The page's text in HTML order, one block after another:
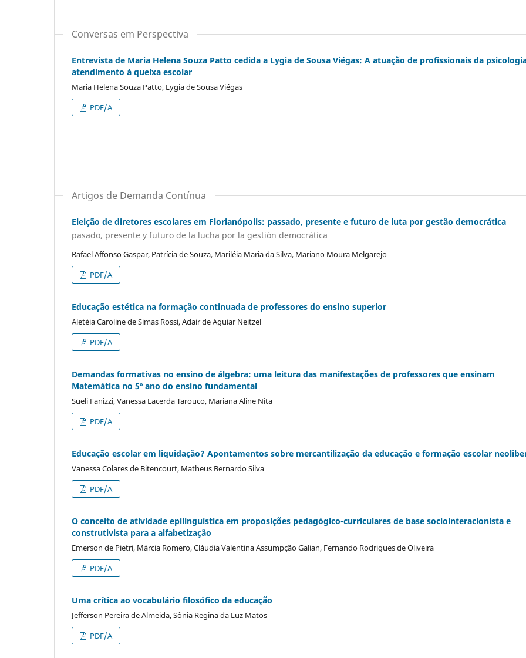
Conversas em Perspectiva
Entrevista de Maria Helena Souza Patto cedida a Lygia de Sousa Viégas: A atuação de profissionais da
atendimento à queixa escolar
Maria Helena Souza Patto, Lygia de Sousa Viégas
PDF/A
Artigos de Demanda Contínua
Eleição de diretores escolares em Florianópolis: passado, presente e futuro de luta por gestão democrática
pasado, presente y futuro de la lucha por la gestión democrática
Rafael Affonso Gaspar, Patrícia de Souza, Mariléia Maria da Silva, Mariano Moura Melgarejo
PDF/A
Educação estética na formação continuada de professores do ensino superior
Aletéia Caroline de Simas Rossi, Adair de Aguiar Neitzel
PDF/A
Demandas formativas no ensino de álgebra: uma leitura das manifestações de professores que ensinam
Matemática no 5º ano do ensino fundamental
Sueli Fanizzi, Vanessa Lacerda Tarouco, Mariana Aline Nita
PDF/A
Educação escolar em liquidação? Apontamentos sobre mercantilização da educação e formação escolar
Vanessa Colares de Bitencourt, Matheus Bernardo Silva
PDF/A
O conceito de atividade epilinguística em proposições pedagógico-curriculares de base sociointeracionista e
construtivista para a alfabetização
Emerson de Pietri, Márcia Romero, Cláudia Valentina Assumpção Galian, Fernando Rodrigues de Oliveira
PDF/A
Uma crítica ao vocabulário filosófico da educação
Jefferson Pereira de Almeida, Sônia Regina da Luz Matos
PDF/A